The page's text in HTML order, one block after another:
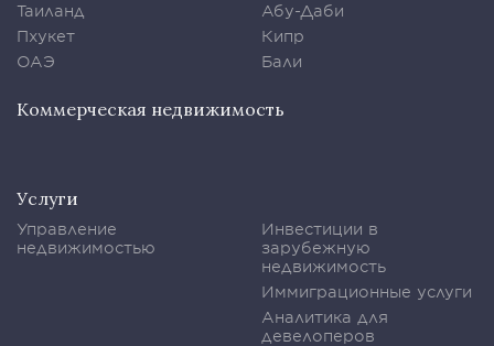
Таиланд
Пхукет
ОАЭ
Абу-Даби
Кипр
Бали
Коммерческая недвижимость
Услуги
Управление
недвижимостью
Инвестиции в
зарубежную
недвижимость
Иммиграционные услуги
Аналитика для
девелоперов